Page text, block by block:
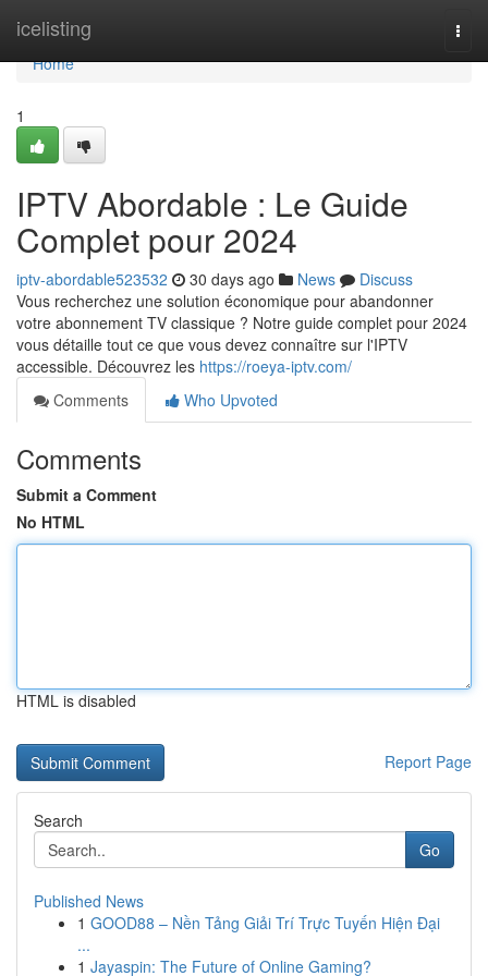
icelisting
Home
Home
1
IPTV Abordable : Le Guide
Complet pour 2024
iptv-abordable523532 30 days ago News
Discuss
Vous recherchez une solution économique pour abandonner
votre abonnement TV classique ? Notre guide complet pour 2024
vous détaille tout ce que vous devez connaître sur l'IPTV
accessible. Découvrez les https://roeya-iptv.com/
Comments
Who Upvoted
Comments
Submit a Comment
No HTML
HTML is disabled
Report Page
Search
Go
Published News
1 GOOD88 – Nền Tảng Giải Trí Trực Tuyến Hiện Đại
...
1 Jayaspin: The Future of Online Gaming?